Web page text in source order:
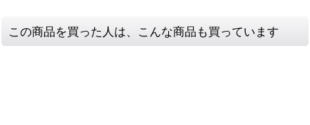
この商品を買った人は、こんな商品も買っています